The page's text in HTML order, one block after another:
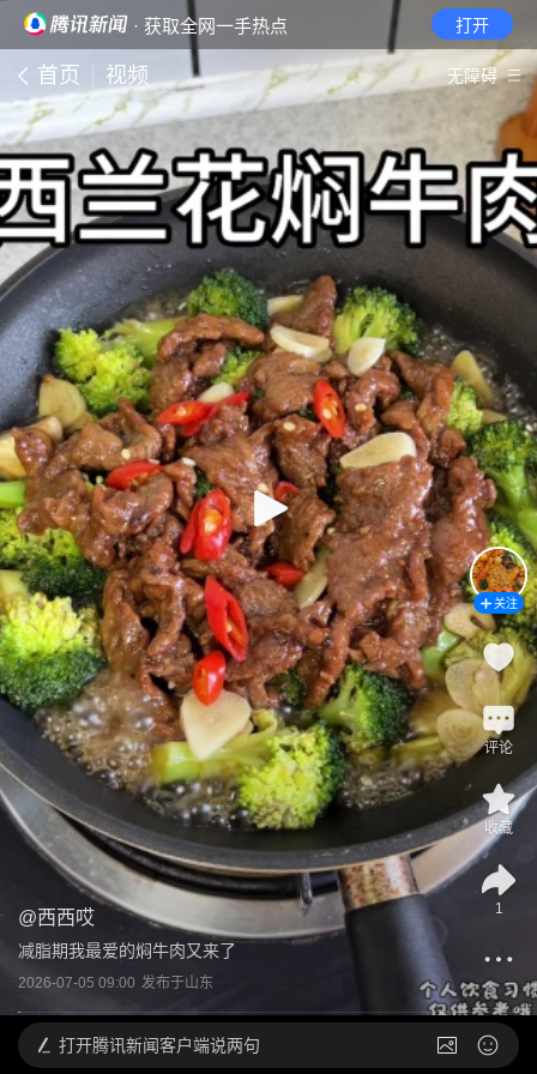
· 获取全网一手热点 打开
首页 视频 无障碍
@西西哎
减脂期我最爱的焖牛肉又来了
2026-07-05 09:00 发布于山东
关注
评论
收藏
1
打开腾讯新闻客户端说两句